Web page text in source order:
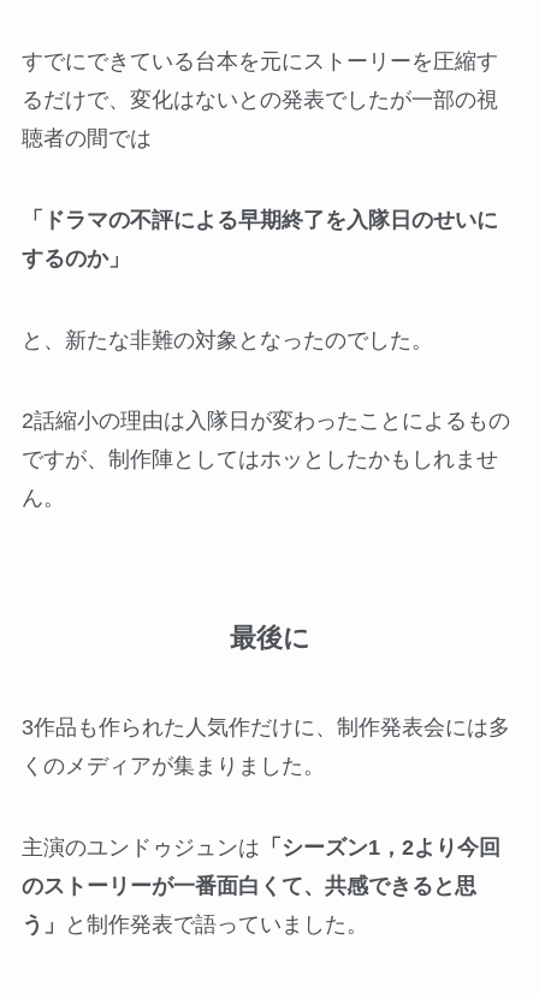
すでにできている台本を元にストーリーを圧縮す
るだけで、変化はないとの発表でしたが一部の視
聴者の間では
「ドラマの不評による早期終了を入隊日のせいに
するのか」
と、新たな非難の対象となったのでした。
2話縮小の理由は入隊日が変わったことによるもの
ですが、制作陣としてはホッとしたかもしれませ
ん。
最後に
3作品も作られた人気作だけに、制作発表会には多
くのメディアが集まりました。
主演のユンドゥジュンは 「シーズン1，2より今回
のストーリーが一番面白くて、共感できると思
う」
と制作発表で語っていました。